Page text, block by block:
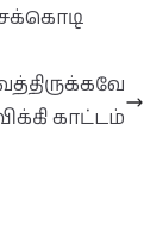
காட்டம்